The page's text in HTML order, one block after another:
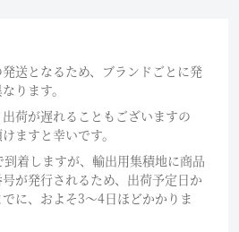
送となるため、ブランドごとに発
ります。
荷が遅れることもございますの
ますと幸いです。
着しますが、輸出用集積地に商品
が発行されるため、出荷予定日か
に、およそ3〜4日ほどかかりま